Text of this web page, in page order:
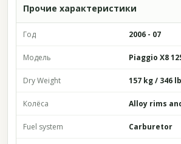
Прочие характеристики
Год 2006 - 07
Модель Piaggio X8
Dry Weight 157 kg / 346
Колёса Alloy rims
Fuel system Carburetor